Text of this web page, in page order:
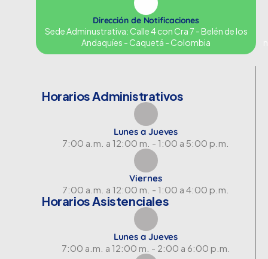
Dirección de Notificaciones
Sede Adminustrativa: Calle 4 con Cra 7 - Belén de los
Andaquíes - Caquetá - Colombia
Horarios Administrativos
Lunes a Jueves
7:00 a.m. a 12:00 m. - 1:00 a 5:00 p.m.
Viernes
7:00 a.m. a 12:00 m. - 1:00 a 4:00 p.m.
Horarios Asistenciales
Lunes a Jueves
7:00 a.m. a 12:00 m. - 2:00 a 6:00 p.m.